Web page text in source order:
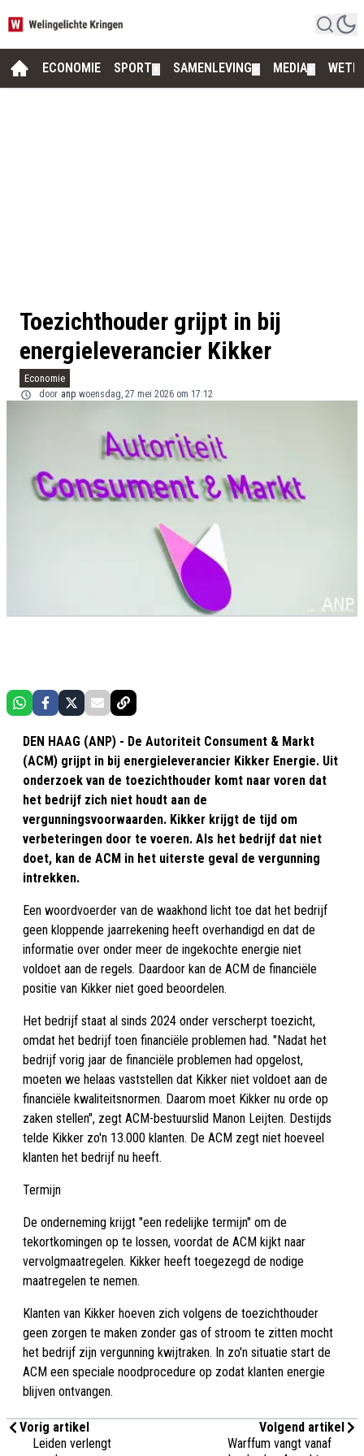
ECONOMIE SPORT SAMENLEVING MEDIA
Toezichthouder grijpt in bij
energieleverancier Kikker
Economie
door anp woensdag, 27 mei 2026 om 17:12
DEN HAAG (ANP) - De Autoriteit Consument & Markt
(ACM) grijpt in bij energieleverancier Kikker Energie. Uit
onderzoek van de toezichthouder komt naar voren dat
het bedrijf zich niet houdt aan de
vergunningsvoorwaarden. Kikker krijgt de tijd om
verbeteringen door te voeren. Als het bedrijf dat niet
doet, kan de ACM in het uiterste geval de vergunning
intrekken.
Een woordvoerder van de waakhond licht toe dat het bedrijf
geen kloppende jaarrekening heeft overhandigd en dat de
informatie over onder meer de ingekochte energie niet
voldoet aan de regels. Daardoor kan de ACM de financiële
positie van Kikker niet goed beoordelen.
Het bedrijf staat al sinds 2024 onder verscherpt toezicht,
omdat het bedrijf toen financiële problemen had. "Nadat het
bedrijf vorig jaar de financiële problemen had opgelost,
moeten we helaas vaststellen dat Kikker niet voldoet aan de
financiële kwaliteitsnormen. Daarom moet Kikker nu orde op
zaken stellen", zegt ACM-bestuurslid Manon Leijten. Destijds
telde Kikker zo'n 13.000 klanten. De ACM zegt niet hoeveel
klanten het bedrijf nu heeft.
Termijn
De onderneming krijgt "een redelijke termijn" om de
tekortkomingen op te lossen, voordat de ACM kijkt naar
vervolgmaatregelen. Kikker heeft toegezegd de nodige
maatregelen te nemen.
Klanten van Kikker hoeven zich volgens de toezichthouder
geen zorgen te maken zonder gas of stroom te zitten mocht
het bedrijf zijn vergunning kwijtraken. In zo'n situatie start de
ACM een speciale noodprocedure op zodat klanten energie
blijven ontvangen.
Vorig artikel
Leiden verlengt
Volgend artikel
Warffum vangt vanaf